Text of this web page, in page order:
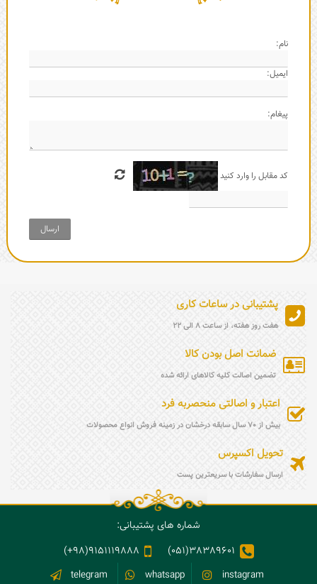
نام:
ایمیل:
پیغام:
کد مقابل را وارد کنید
ارسال
پشتیبانی در ساعات کاری
هفت روز هفته، از ساعت 8 الی 22
ضمانت اصل بودن کالا
تضمین اصالت کلیه کالاهای ارائه شده
اعتبار و اصالتی منحصربه فرد
بیش از 70 سال سابقه درخشان در زمینه فروش انواع محصولات
تحویل اکسپرس
ارسال سفارشات با سریعترین پست
شماره های پشتیبانی:
38389601(051)
9151119888(98+)
instagram
whatsapp
telegram